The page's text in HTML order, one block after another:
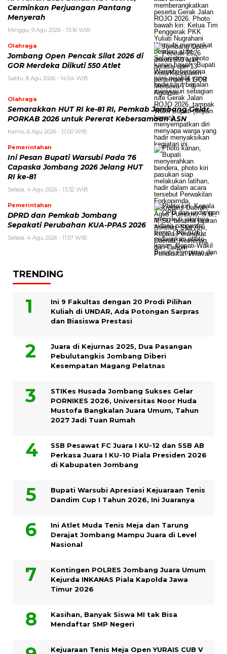
Cerminkan Perjuangan Pantang
Menyerah
Minggu, 9 Agu 2026 - 13:16 WIB
Olahraga
Jombang Open Pencak Silat 2026 di
GOR Merdeka Diikuti 550 Atlet
Sabtu, 8 Agu 2026 - 14:04 WIB
Olahraga
Semarakkan HUT RI ke-81 RI, Pemkab Jombang Gelar
PORKAB 2026 untuk Pererat Kebersamaan ASN
Kamis, 6 Agu 2026 - 12:00 WIB
Pemerintahan
Ini Pesan Bupati Warsubi Pada 76
Capaska Jombang 2026 Jelang HUT
RI ke-81
Selasa, 4 Agu 2026 - 13:32 WIB
Pemerintahan
DPRD dan Pemkab Jombang
Sepakati Perubahan KUA-PPAS 2026
Selasa, 4 Agu 2026 - 11:57 WIB
TRENDING
Ini 9 Fakultas dengan 20 Prodi Pilihan
Kuliah di UNDAR, Ada Potongan Sarpras
dan Biasiswa Prestasi
Juara di Kejurnas 2025, Dua Pasangan
Pebulutangkis Jombang Diberi
Kesempatan Magang Pelatnas
STIKes Husada Jombang Sukses Gelar
PORNIKES 2026, Universitas Noor Huda
Mustofa Bangkalan Juara Umum, Tahun
2027 Jadi Tuan Rumah
SSB Pesawat FC Juara I KU-12 dan SSB AB
Perkasa Juara I KU-10 Piala Presiden 2026
di Kabupaten Jombang
Bupati Warsubi Apresiasi Kejuaraan Tenis
Dandim Cup I Tahun 2026, Ini Juaranya
Ini Atlet Muda Tenis Meja dan Tarung
Derajat Jombang Mampu Juara di Level
Nasional
Kontingen POLRES Jombang Juara Umum
Kejurda INKANAS Piala Kapolda Jawa
Timur 2026
Kasihan, Banyak Siswa MI tak Bisa
Mendaftar SMP Negeri
Kejuaraan Tenis Meja Open YURAIS CUB V